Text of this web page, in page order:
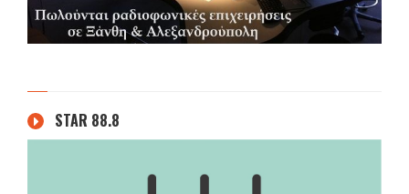
STAR 88.8